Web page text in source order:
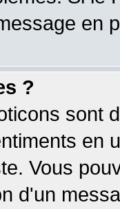
en
?
sont
en
Vous
d'un